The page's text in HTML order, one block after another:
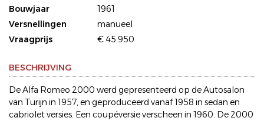
Bouwjaar
1961
Versnellingen
manueel
Vraagprijs
€ 45.950
BESCHRIJVING
De Alfa Romeo 2000 werd gepresenteerd op de Autosalon
van Turijn in 1957, en geproduceerd vanaf 1958 in sedan en
cabriolet versies. Een coupéversie verscheen in 1960. De 2000